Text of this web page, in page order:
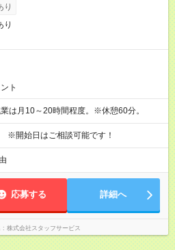
り
り
ト
月10～20時間程度。※休憩60分。
※開始日はご相談可能です！
応募する 詳細へ
株式会社スタッフサービス